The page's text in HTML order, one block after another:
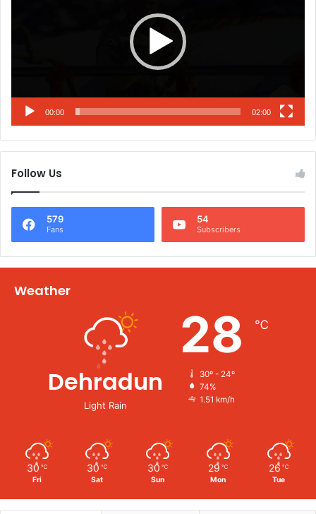
00:00 02:00
Follow Us
579
Fans
54
Subscribers
Weather
Dehradun
Light Rain
28 ℃
30º - 24º
74%
1.51 km/h
30 ℃
Fri
30 ℃
Sat
30 ℃
Sun
29 ℃
Mon
26 ℃
Tue